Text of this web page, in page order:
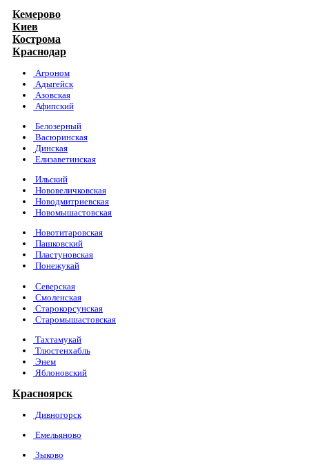
Кемерово
Киев
Кострома
Краснодар
Агроном
Адыгейск
Азовская
Афипский
Белозерный
Васюринская
Динская
Елизаветинская
Ильский
Нововеличковская
Новодмитриевская
Новомышастовская
Новотитаровская
Пашковский
Пластуновская
Понежукай
Северская
Смоленская
Старокорсунская
Старомышастовская
Тахтамукай
Тлюстенхабль
Энем
Яблоновский
Красноярск
Дивногорск
Емельяново
Зыково